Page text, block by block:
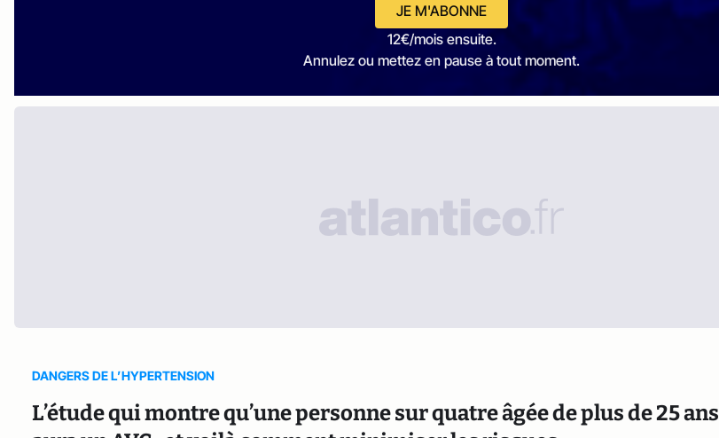
JE M'ABONNE
12€/mois ensuite.
Annulez ou mettez en pause à tout moment.
DANGERS DE L’HYPERTENSION
L’étude qui montre qu’une personne sur quatre âgée de plus de 25 ans